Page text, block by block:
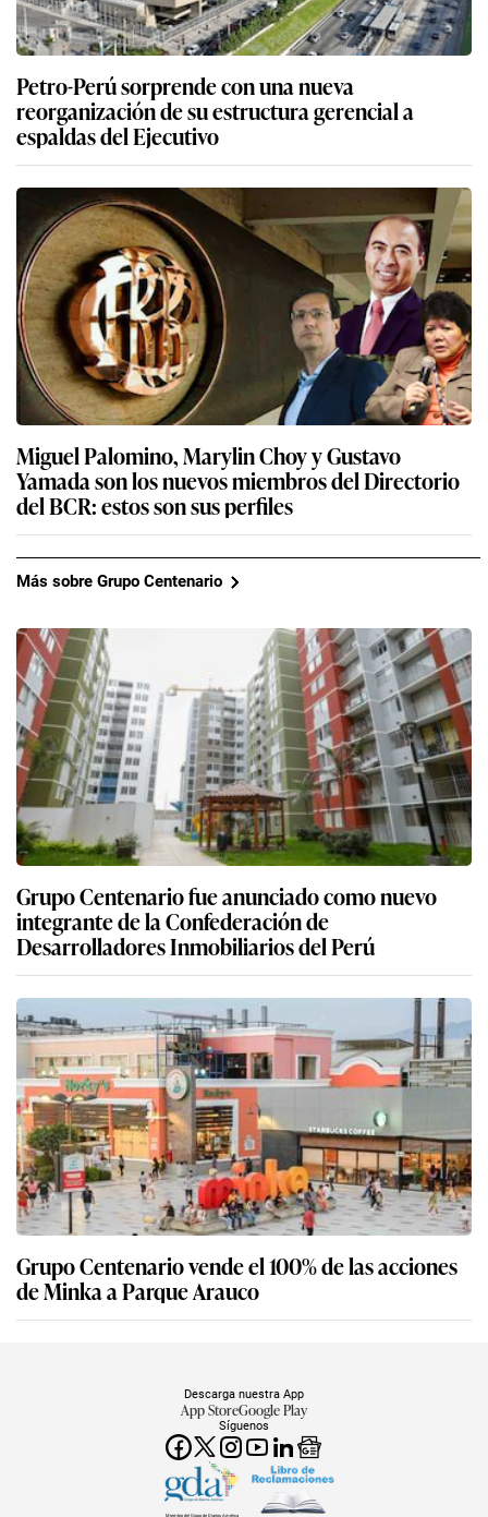
Petro-Perú sorprende con una nueva
reorganización de su estructura gerencial a
espaldas del Ejecutivo
Miguel Palomino, Marylin Choy y Gustavo
Yamada son los nuevos miembros del Directorio
del BCR: estos son sus perfiles
Más sobre Grupo Centenario
Grupo Centenario fue anunciado como nuevo
integrante de la Confederación de
Desarrolladores Inmobiliarios del Perú
Grupo Centenario vende el 100% de las acciones
de Minka a Parque Arauco
Síguenos
Descarga nuestra App
App StoreGoogle Play
Miembro del Grupo de Diarios América